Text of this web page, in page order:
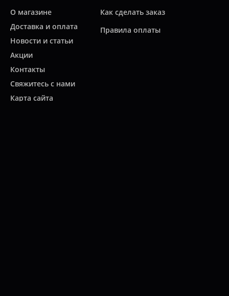
О магазине
Доставка и оплата
Новости и статьи
Акции
Контакты
Свяжитесь с нами
Карта сайта
Как сделать заказ
Правила оплаты